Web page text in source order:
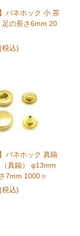
バネホック 小 茶
の長さ6mm 20
税込)
バネホック 真鍮
真鍮） φ13mm
7mm 1000ヶ
税込)